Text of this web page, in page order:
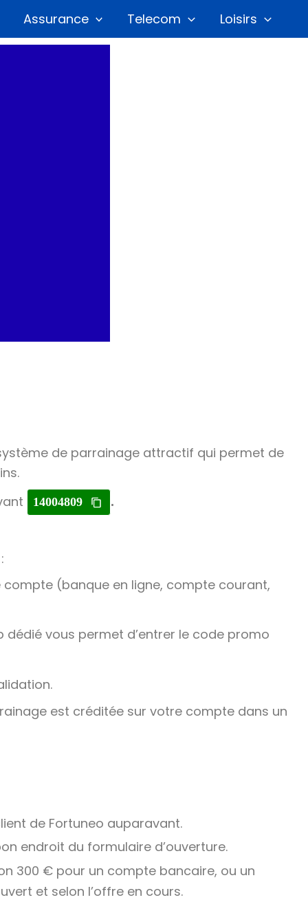
Assurance Telecom Loisirs
de parrainage attractif qui permet de
14004809 .
compte (banque en ligne, compte courant,
dédié vous permet d’entrer le code promo
est créditée sur votre compte dans un
de Fortuneo auparavant.
endroit du formulaire d’ouverture.
300 € pour un compte bancaire, ou un
et selon l’offre en cours.